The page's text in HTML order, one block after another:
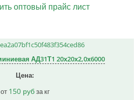
оптовый прайс лист
АД31Т1 20х20х2,0х6000
от 150 рубза кг